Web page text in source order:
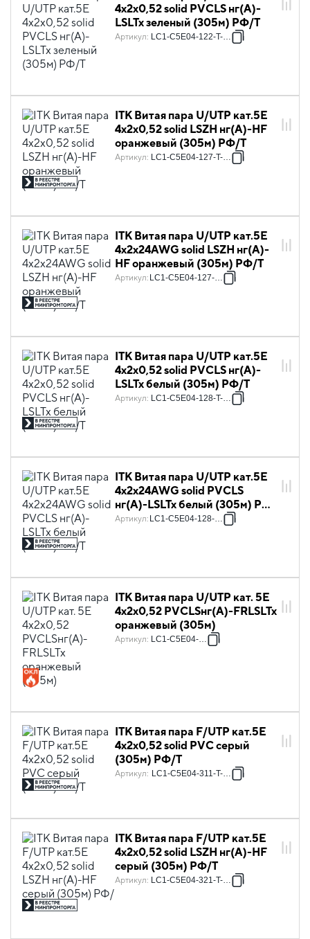
4х2х0,52 solid PVCLS нг(А)-
LSLTx зеленый (305м) РФ/Т
Артикул: LC1-C5E04-122-T-P-R
ITK Витая пара U/UTP кат.5E
4х2х0,52 solid LSZH нг(А)-HF
оранжевый (305м) РФ/Т
Артикул: LC1-C5E04-127-T-P-R
ITK Витая пара U/UTP кат.5E
4х2х24AWG solid LSZH нг(А)-
HF оранжевый (305м) РФ/Т
Артикул: LC1-C5E04-127-T-R
ITK Витая пара U/UTP кат.5E
4х2х0,52 solid PVCLS нг(А)-
LSLTx белый (305м) РФ/Т
Артикул: LC1-C5E04-128-T-P-R
ITK Витая пара U/UTP кат.5E
4х2х24AWG solid PVCLS
нг(А)-LSLTx белый (305м) РФ/
Т
Артикул: LC1-C5E04-128-T-R
ITK Витая пара U/UTP кат. 5E
4х2х0,52 PVCLSнг(А)-FRLSLTx
оранжевый (305м)
Артикул: LC1-C5E04-197
ITK Витая пара F/UTP кат.5E
4х2х0,52 solid PVC серый
(305м) РФ/Т
Артикул: LC1-C5E04-311-T-P-R
ITK Витая пара F/UTP кат.5E
4х2х0,52 solid LSZH нг(А)-HF
серый (305м) РФ/Т
Артикул: LC1-C5E04-321-T-P-R